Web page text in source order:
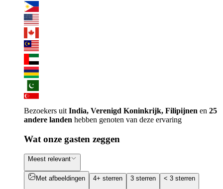
Bezoekers uit India, Verenigd Koninkrijk, Filipijnen en 25
andere landen hebben genoten van deze ervaring
Wat onze gasten zeggen
Meest relevant
Met afbeeldingen 4+ sterren 3 sterren < 3 sterren